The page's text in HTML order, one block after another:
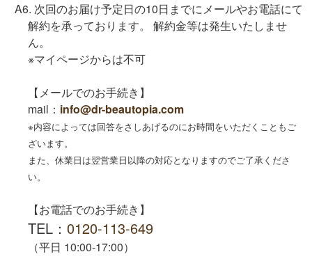
A6. 次回のお届け予定日の10日までにメールやお電話にて
解約を承っております。 解約金等は発生いたしませ
ん。
※マイページからは不可
【メールでのお手続き】
mail： info@dr-beautopia.com
※内容によっては回答をさしあげるのにお時間をいただくこともご
ざいます。
また、休業日は翌営業日以降の対応となりますのでご了承くださ
い。
【お電話でのお手続き】
TEL： 0120-113-649
（平日 10:00-17:00）